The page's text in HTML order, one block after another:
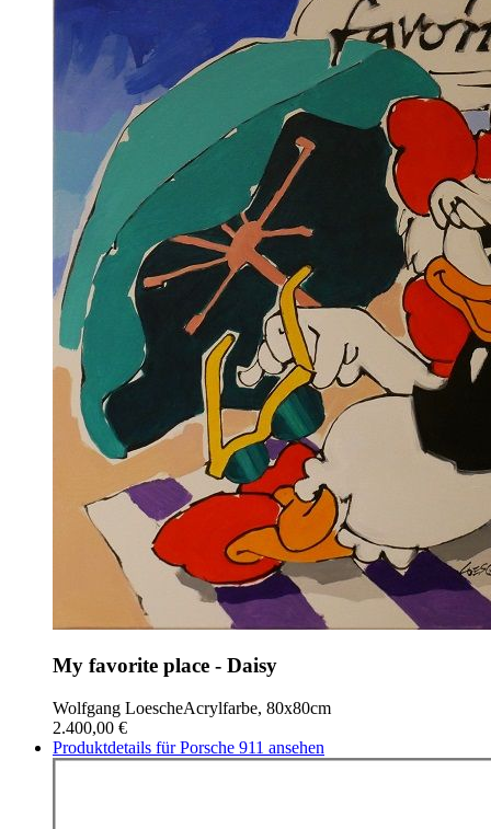
My favorite place - Daisy
Wolfgang LoescheAcrylfarbe, 80x80cm
2.400,00 €
Produktdetails für Porsche 911 ansehen